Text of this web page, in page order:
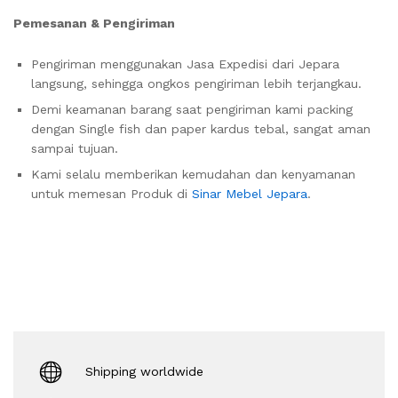
Pemesanan & Pengiriman
Pengiriman menggunakan Jasa Expedisi dari Jepara
langsung, sehingga ongkos pengiriman lebih terjangkau.
Demi keamanan barang saat pengiriman kami packing
dengan Single fish dan paper kardus tebal, sangat aman
sampai tujuan.
Kami selalu memberikan kemudahan dan kenyamanan
untuk memesan Produk di Sinar Mebel Jepara.
Shipping worldwide